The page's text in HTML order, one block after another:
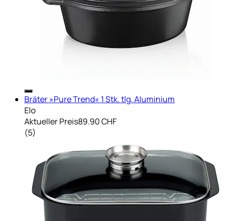
Bräter »Pure Trend« 1 Stk. tlg. Aluminium
Elo
Aktueller Preis89.90 CHF
(5)